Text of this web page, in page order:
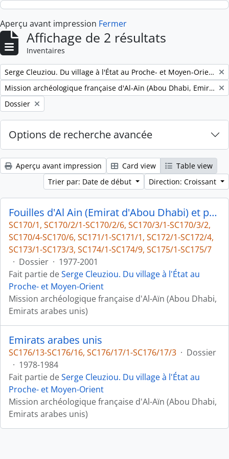
Skip to main content
Aperçu avant impression Fermer
Affichage de 2 résultats
Inventaires
Remove filter:
Serge Cleuziou. Du village à l'État au Proche- et Moyen-Orient
Remove filter:
Mission archéologique française d'Al-Aïn (Abou Dhabi, Emirats arabes unis)
Remove filter:
Dossier
Options de recherche avancée
Aperçu avant impression Card view
Table view
Trier par: Date de début
Direction: Croissant
Fouilles d'Al Ain (Emirat d'Abou Dhabi) et photographies post-fouilles
SC170/1, SC170/2/1-SC170/2/6, SC170/3/1-SC170/3/2,
SC170/4-SC170/6, SC171/1-SC171/1, SC172/1-SC172/4,
SC173/1-SC173/3, SC174/1-SC174/9, SC175/1-SC175/7
· Dossier · 1977-2001
Fait partie deSerge Cleuziou. Du village à l'État au
Proche- et Moyen-Orient
Mission archéologique française d'Al-Aïn (Abou Dhabi,
Emirats arabes unis)
Emirats arabes unis
SC176/13-SC176/16, SC176/17/1-SC176/17/3 · Dossier
· 1978-1984
Fait partie deSerge Cleuziou. Du village à l'État au
Proche- et Moyen-Orient
Mission archéologique française d'Al-Aïn (Abou Dhabi,
Emirats arabes unis)